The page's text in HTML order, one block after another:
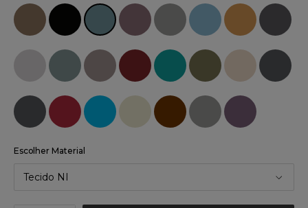
Escolher Material
Tecido NI